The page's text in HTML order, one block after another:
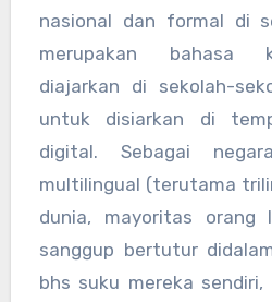
nasional dan formal di
merupakan bahasa
diajarkan di sekolah-
untuk disiarkan di
digital. Sebagai
multilingual (terutama
dunia, mayoritas orang
sanggup bertutur
bhs suku mereka